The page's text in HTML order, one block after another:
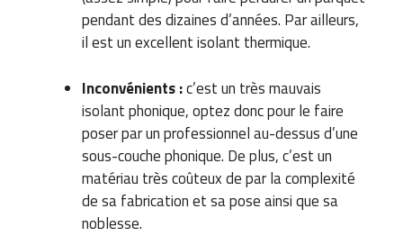
pendant des dizaines d’années. Par ailleurs,
il est un excellent isolant thermique.
Inconvénients :c’est un très mauvais
isolant phonique, optez donc pour le faire
poser par un professionnel au-dessus d’une
sous-couche phonique. De plus, c’est un
matériau très coûteux de par la complexité
de sa fabrication et sa pose ainsi que sa
noblesse.